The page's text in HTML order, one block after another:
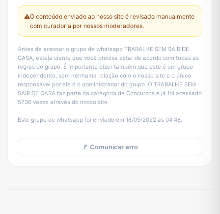
⚠️O conteúdo enviado ao nosso site é revisado manualmente
com curadoria por nossos moderadores.
Antes de acessar o grupo de whatsapp TRABALHE SEM SAIR DE
CASA, esteja ciente que você precisa estar de acordo com todas as
regras do grupo. É importante dizer também que este é um grupo
independente, sem nenhuma relação com o nosso site e o único
responsável por ele é o administrador do grupo. O TRABALHE SEM
SAIR DE CASA faz parte da categoria de Concursos e já foi acessado
5736 vezes através do nosso site.
Este grupo de whatsapp foi enviado em 18/05/2022 às 04:48.
🚩 Comunicar erro